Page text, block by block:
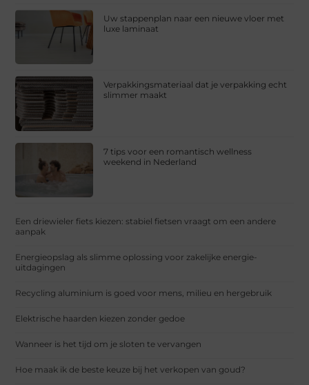
Uw stappenplan naar een nieuwe vloer met
luxe laminaat
Verpakkingsmateriaal dat je verpakking echt
slimmer maakt
7 tips voor een romantisch wellness
weekend in Nederland
Een driewieler fiets kiezen: stabiel fietsen vraagt om een andere
aanpak
Energieopslag als slimme oplossing voor zakelijke energie-
uitdagingen
Recycling aluminium is goed voor mens, milieu en hergebruik
Elektrische haarden kiezen zonder gedoe
Wanneer is het tijd om je sloten te vervangen
Hoe maak ik de beste keuze bij het verkopen van goud?